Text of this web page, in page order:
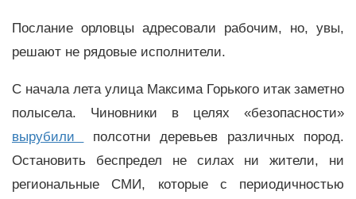
Послание орловцы адресовали рабочим, но, увы,
решают не рядовые исполнители.
С начала лета улица Максима Горького итак заметно
полысела. Чиновники в целях «безопасности»
вырубили
полсотни деревьев различных пород.
Остановить беспредел не силах ни жители, ни
региональные СМИ, которые с периодичностью